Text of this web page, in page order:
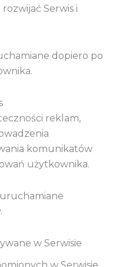
Serwis i
dopiero po
reklam,
komunikatów
użytkownika.
w Serwisie